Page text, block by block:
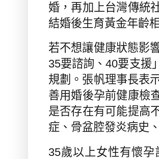
婚，再加上台灣傳統
結婚後生育黃金年齡
若不想讓健康狀態影
35要諮詢、40要支援
規劃。張帆理事長表
善用婚後孕前健康檢
是否存在有可能提高
症、骨盆腔發炎病史
35歲以上女性有懷